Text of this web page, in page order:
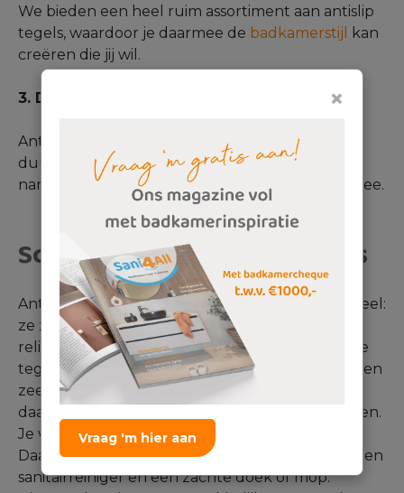
×
Vraag 'm hier aan
We bieden een heel ruim assortiment aan antislip
tegels, waardoor je daarmee de badkamerstijl
kan
creëren die jij wil.
3. Duurzame keuze:
Antislip tegels zijn keramisch, waardoor het een
duurzame keuze is. Keramische tegels zijn
namelijk heel degelijk en gaan daardoor lang mee.
Schoonmaken antislip tegels
Antislip tegels kennen helaas wel een klein nadeel:
ze zijn wat lastiger schoon te maken. Door het
reliëf blijft er meer water op staan dan op vlakke
tegels. Hierdoor heb je wat sneller kans op kalk en
zeepresten die zich op hogen. We adviseren
daarom om de vloer na het douchen af te drogen.
Je voorkomt hiermee vaak al veel aanslag.
Daarnaast kun je de tegels schoonmaken met een
sanitairreiniger en een zachte doek of mop.